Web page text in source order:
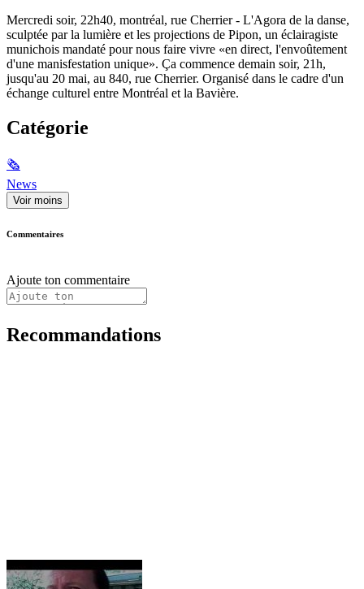
Mercredi soir, 22h40, montréal, rue Cherrier - L'Agora de la danse,
sculptée par la lumière et les projections de Pipon, un éclairagiste
munichois mandaté pour nous faire vivre «en direct, l'envoûtement
d'une manisfestation unique». Ça commence demain soir, 21h,
jusqu'au 20 mai, au 840, rue Cherrier. Organisé dans le cadre d'un
échange culturel entre Montréal et la Bavière.
Catégorie
🗞
News
Voir moins
Commentaires
Ajoute ton commentaire
Recommandations